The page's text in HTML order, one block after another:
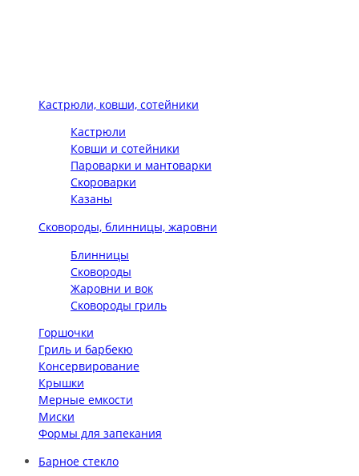
Кастрюли, ковши, сотейники
Кастрюли
Ковши и сотейники
Пароварки и мантоварки
Скороварки
Казаны
Сковороды, блинницы, жаровни
Блинницы
Сковороды
Жаровни и вок
Сковороды гриль
Горшочки
Гриль и барбекю
Консервирование
Крышки
Мерные емкости
Миски
Формы для запекания
Барное стекло